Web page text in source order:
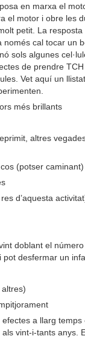
en marxa el
el motor i obre les
petit. La resposta
cal tocar un
sols algunes
de prendre TCH
Vet aquí un
més brillants
altres
(potser caminant)
d’aquesta
doblant el
pot desfermar un
a llarg temps
vint-i-tants anys.